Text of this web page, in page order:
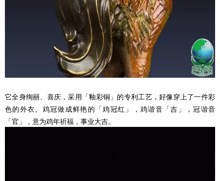
它全身绚丽、喜庆，采用「釉彩铜」的专利工艺，好像穿上了一件彩
色的外衣。 鸡冠做成鲜艳的「鸡冠红」，鸡谐音「吉」，冠谐音
「官」，意为鸡年祈福，事业大吉。